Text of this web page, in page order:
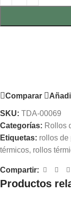
Comparar
SKU: TDA-00069
Categorías: Rollos
Etiquetas: rollos de
térmicos, rollos
Compartir:
Productos